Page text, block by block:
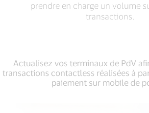
prendre en charge un volume
transactions.
Actualisez vos terminaux de PdV
transactions contactless réalisées à
paiement sur mobile de